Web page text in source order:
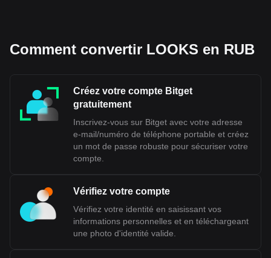
Comment convertir LOOKS en RUB
Créez votre compte Bitget
gratuitement
Inscrivez-vous sur Bitget avec votre adresse
e-mail/numéro de téléphone portable et créez
un mot de passe robuste pour sécuriser votre
compte.
Vérifiez votre compte
Vérifiez votre identité en saisissant vos
informations personnelles et en téléchargeant
une photo d'identité valide.